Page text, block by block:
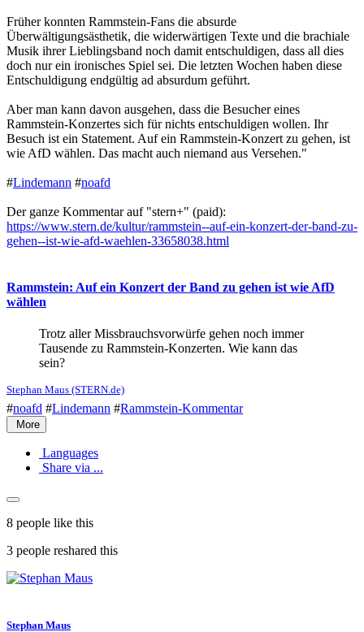
Früher konnten Rammstein-Fans die absurde
Überwältigungsästhetik, die widerwärtigen Texte und die brachiale
Musik ihrer Lieblingsband noch damit entschuldigen, dass all dies
doch nur ein ironisches Spiel sei. Die letzten Wochen haben diese
Entschuldigung endgültig ad absurdum geführt.
Aber man kann davon ausgehen, dass die Besucher eines
Rammstein-Konzertes sich für nichts entschuldigen wollen. Ihr
Besuch ist ein Statement. Auf ein Rammstein-Konzert zu gehen, ist
wie AfD wählen. Das macht auch niemand aus Versehen."
#Lindemann #noafd
Der ganze Kommentar auf "stern+" (paid):
https://www.stern.de/kultur/rammstein--auf-ein-konzert-der-band-zu-
gehen--ist-wie-afd-waehlen-33658038.html
Rammstein: Auf ein Konzert der Band zu gehen ist wie AfD
wählen
Trotz aller Missbrauchsvorwürfe gehen noch immer
Tausende zu Rammstein-Konzerten. Wie kann das
sein?
Stephan Maus (STERN.de)
#noafd #Lindemann #Rammstein-Kommentar
More
Languages
Share via ...
8 people like this
3 people reshared this
Stephan Maus